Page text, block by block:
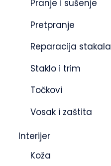
Pranje i sušenje
Pretpranje
Reparacija stakala
Staklo i trim
Točkovi
Vosak i zaštita
Interijer
Koža